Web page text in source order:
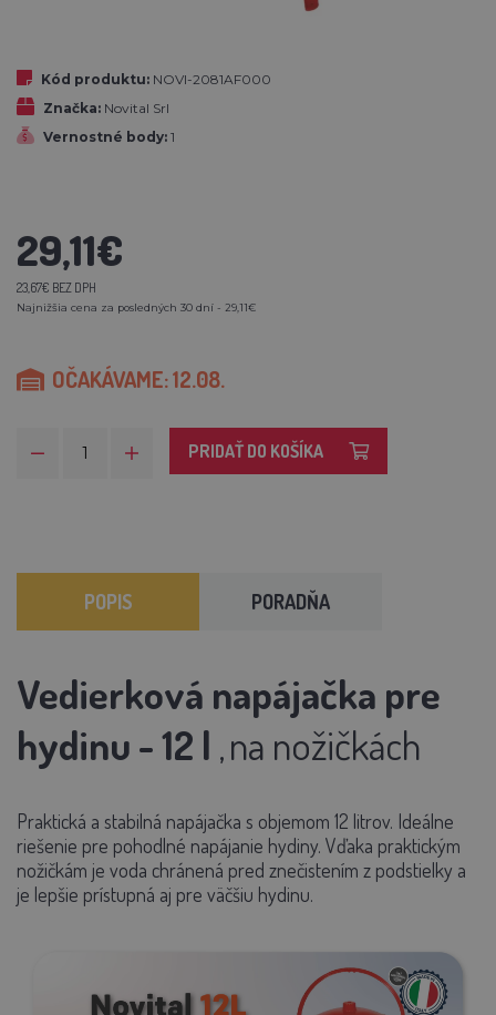
Kód produktu: NOVI-2081AF000
Značka: Novital Srl
Vernostné body: 1
29,11€
23,67€ BEZ DPH
Najnižšia cena za posledných 30 dní - 29,11€
OČAKÁVAME: 12.08.
PRIDAŤ DO KOŠÍKA
POPIS PORADŇA
Vedierková napájačka pre
hydinu - 12 l ,na nožičkách
Praktická a stabilná napájačka s objemom 12 litrov. Ideálne
riešenie pre pohodlné napájanie hydiny. Vďaka praktickým
nožičkám je voda chránená pred znečistením z podstielky a
je lepšie prístupná aj pre väčšiu hydinu.